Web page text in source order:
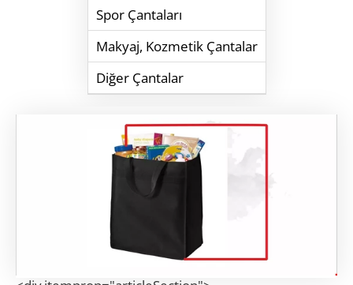
Spor Çantaları
Makyaj, Kozmetik Çantalar
Diğer Çantalar